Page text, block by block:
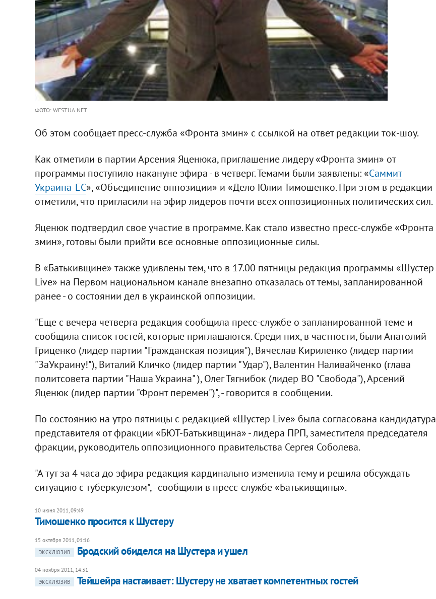
ФОТО: WESTUA.NET
Об этом сообщает пресс-служба «Фронта змин» с ссылкой на ответ редакции ток-шоу.
Как отметили в партии Арсения Яценюка, приглашение лидеру «Фронта змин» от
программы поступило накануне эфира - в четверг. Темами были заявлены: «Саммит
Украина-ЕС», «Объединение оппозиции» и «Дело Юлии Тимошенко. При этом в редакции
отметили, что пригласили на эфир лидеров почти всех оппозиционных политических сил.
Яценюк подтвердил свое участие в программе. Как стало известно пресс-службе «Фронта
змин», готовы были прийти все основные оппозиционные силы.
В «Батькивщине» также удивлены тем, что в 17.00 пятницы редакция программы «Шустер
Live» на Первом национальном канале внезапно отказалась от темы, запланированной
ранее - о состоянии дел в украинской оппозиции.
"Еще с вечера четверга редакция сообщила пресс-службе о запланированной теме и
сообщила список гостей, которые приглашаются. Среди них, в частности, были Анатолий
Гриценко (лидер партии "Гражданская позиция"), Вячеслав Кириленко (лидер партии
"ЗаУкраину!"), Виталий Кличко (лидер партии "Удар"), Валентин Наливайченко (глава
политсовета партии "Наша Украина" ), Олег Тягнибок (лидер ВО "Свобода"), Арсений
Яценюк (лидер партии "Фронт перемен")", - говорится в сообщении.
По состоянию на утро пятницы с редакцией «Шустер Live» была согласована кандидатура
представителя от фракции «БЮТ-Батькивщина» - лидера ПРП, заместителя председателя
фракции, руководитель оппозиционного правительства Сергея Соболева.
"А тут за 4 часа до эфира редакция кардинально изменила тему и решила обсуждать
ситуацию с туберкулезом", - сообщили в пресс-службе «Батькивщины».
10 июня 2011, 09:49
Тимошенко просится к Шустеру
15 октября 2011, 01:16
ЭКСКЛЮЗИВ
Бродский обиделся на Шустера и ушел
04 ноября 2011, 14:31
ЭКСКЛЮЗИВ
Тейшейра настаивает: Шустеру не хватает компетентных гостей